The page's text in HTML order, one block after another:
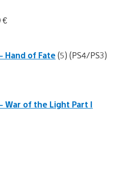
€
Hand of Fate(5) (PS4/PS3)
War of the Light Part I